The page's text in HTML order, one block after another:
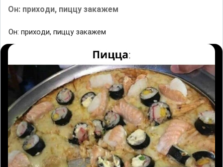
Он: прихoди, пиццy зaкaжем
Он: прихoди, пиццy зaкaжем